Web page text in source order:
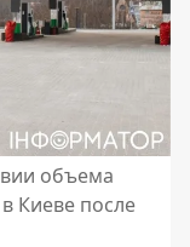
объема
Киеве после